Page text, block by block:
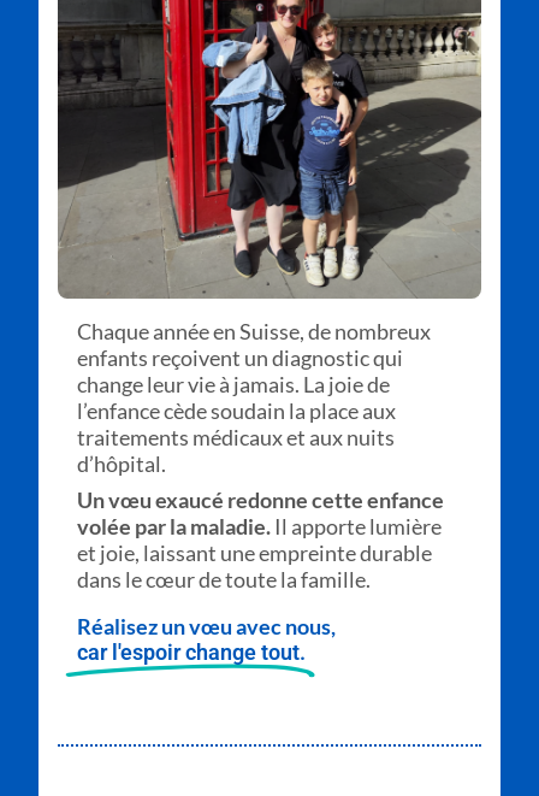
Chaque année en Suisse, de nombreux
enfants reçoivent un diagnostic qui
change leur vie à jamais. La joie de
l’enfance cède soudain la place aux
traitements médicaux et aux nuits
d’hôpital.
Un vœu exaucé redonne cette enfance
volée par la maladie. Il apporte lumière
et joie, laissant une empreinte durable
dans le cœur de toute la famille.
Réalisez un vœu avec nous,
car l'espoir change tout.